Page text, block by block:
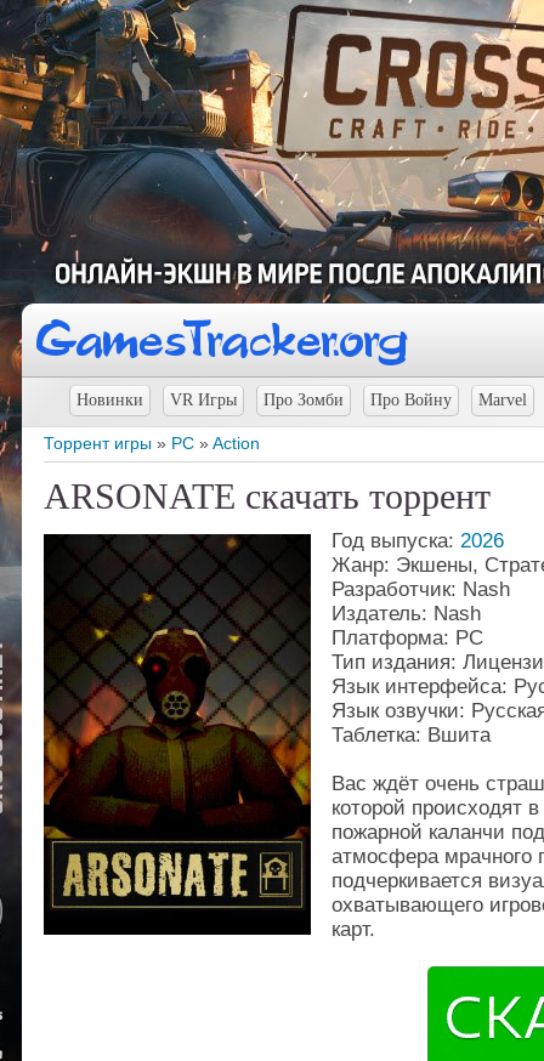
Новинки VR Игры Про Зомби Про Войну Marvel
Торрент игры » PC »Action
ARSONATE скачать торрент
Год выпуска: 2026
Жанр: Экшены,
Разработчик: Nash
Издатель: Nash
Платформа: PC
Тип издания:
Язык интерфейса:
Язык озвучки:
Таблетка: Вшита
Вас ждёт очень
которой происходят
пожарной каланчи
атмосфера мрачного
подчеркивается
охватывающего
карт.